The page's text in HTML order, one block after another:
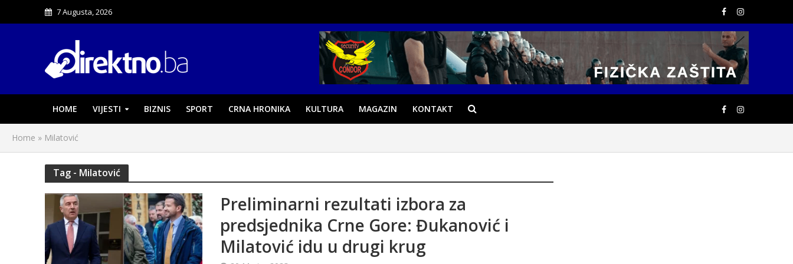
7 Augusta, 2026
HOME VIJESTI BIZNIS SPORT CRNA HRONIKA KULTURA MAGAZIN KONTAKT
Home » Milatović
Tag - Milatović
Preliminarni rezultati izbora za
predsjednika Crne Gore: Đukanović i
Milatović idu u drugi krug